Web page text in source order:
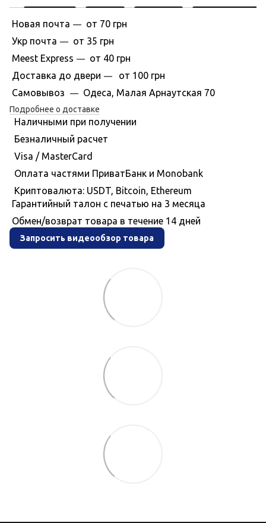
Новая почта —
от 70 грн
Укр почта —
от 35 грн
Meest Express — от 40 грн
Доставка до двери —от 100 грн
Самовывоз
— Одеса, Малая Арнаутская 70
Подробнее о доставке
Наличными при получении
Безналичный расчет
Visa / MasterCard
Оплата частями ПриватБанк и Monobank
Криптовалюта: USDT, Bitcoin, Ethereum
Гарантийный талон с печатью на 3 месяца
Обмен/возврат товара в течение 14 дней
Запросить видеообзор товара